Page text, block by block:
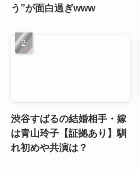
う”が面白過ぎwww
渋谷すばるの結婚相手・嫁
は青山玲子【証拠あり】馴
れ初めや共演は？